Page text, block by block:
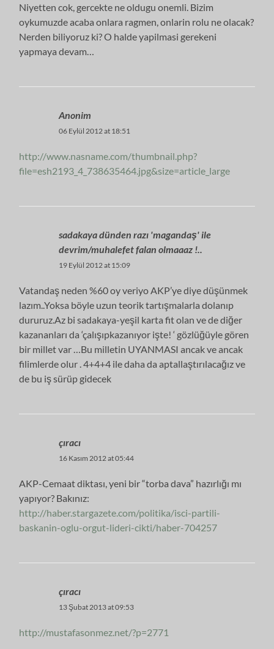
Niyetten cok, gercekte ne oldugu onemli. Bizim
oykumuzde acaba onlara ragmen, onlarin rolu ne olacak?
Nerden biliyoruz ki? O halde yapilmasi gerekeni
yapmaya devam…
Anonim
06 Eylül 2012 at 18:51
http://www.nasname.com/thumbnail.php?
file=esh2193_4_738635464.jpg&size=article_large
sadakaya dünden razı 'magandaş' ile
devrim/muhalefet falan olmaaaz !..
19 Eylül 2012 at 15:09
Vatandaş neden %60 oy veriyo AKP’ye diye düşünmek
lazım..Yoksa böyle uzun teorik tartışmalarla dolanıp
dururuz.Az bi sadakaya-yeşil karta fit olan ve de diğer
kazananları da ‘çalışıpkazanıyor işte! ‘ gözlüğüyle gören
bir millet var …Bu milletin UYANMASI ancak ve ancak
filimlerde olur . 4+4+4 ile daha da aptallaştırılacağız ve
de bu iş sürüp gidecek
çıracı
16 Kasım 2012 at 05:44
AKP-Cemaat diktası, yeni bir “torba dava” hazırlığı mı
yapıyor? Bakınız:
http://haber.stargazete.com/politika/isci-partili-
baskanin-oglu-orgut-lideri-cikti/haber-704257
çıracı
13 Şubat 2013 at 09:53
http://mustafasonmez.net/?p=2771